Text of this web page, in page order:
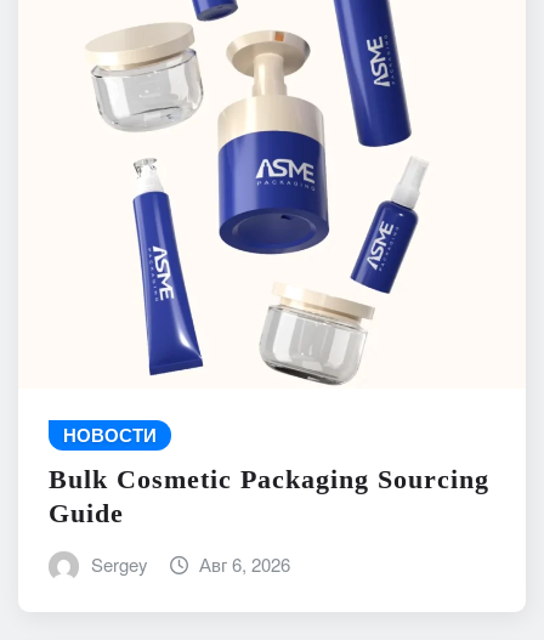
НОВОСТИ
Bulk Cosmetic Packaging Sourcing
Guide
Sergey Авг 6, 2026